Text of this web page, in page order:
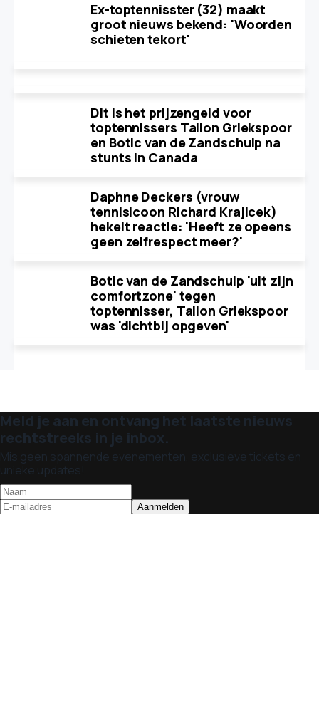
Ex-toptennisster (32) maakt
groot nieuws bekend: 'Woorden
schieten tekort'
Dit is het prijzengeld voor
toptennissers Tallon Griekspoor
en Botic van de Zandschulp na
stunts in Canada
Daphne Deckers (vrouw
tennisicoon Richard Krajicek)
hekelt reactie: 'Heeft ze opeens
geen zelfrespect meer?'
Botic van de Zandschulp 'uit zijn
comfortzone' tegen
toptennisser, Tallon Griekspoor
was 'dichtbij opgeven'
Meld je aan en ontvang het laatste nieuws
rechtstreeks in je inbox.
Mis geen spannende evenementen, exclusieve tickets en
unieke updates!